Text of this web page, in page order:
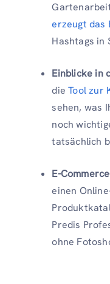
erzeugt das
Hashtags in
Einblicke in
dieTool zur
sehen, was
noch
tatsächlich
E-
einen
Predis
ohne